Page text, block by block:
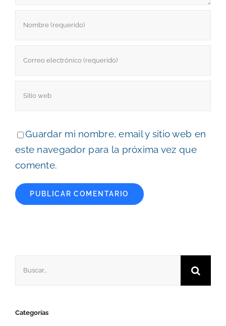
Guardar mi nombre, email y sitio web en
este navegador para la próxima vez que
comente.
Categorías